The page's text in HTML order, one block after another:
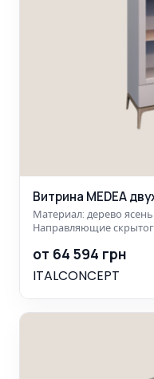
Витрина MEDEA
Материал: дерево
Направляющие
от 64 594 грн
ITALCONCEPT